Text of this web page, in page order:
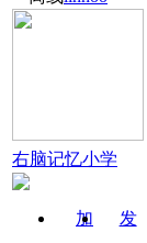
右脑记忆小学
加
发